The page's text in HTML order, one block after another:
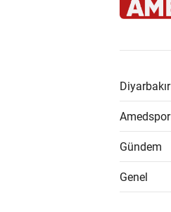
Diyarbakır
Amedspor
Gündem
Genel